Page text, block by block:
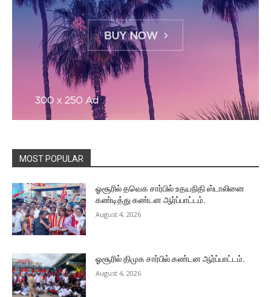
MOST POPULAR
ஓசூரில் தவெக சார்பில் உதயநிதி ஸ்டாலினை
கண்டித்து கண்டன ஆர்ப்பாட்டம்.
August 4, 2026
ஓசூரில் திமுக சார்பில் கண்டன ஆர்ப்பாட்டம்.
August 4, 2026